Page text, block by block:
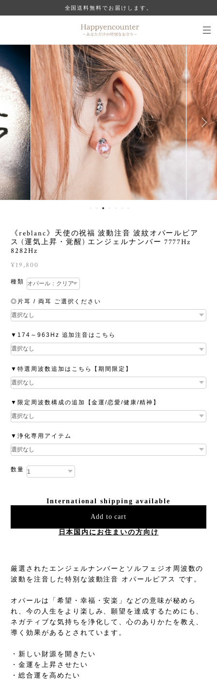
全国送料無料でお届けします。
《reblanc》天使の祝福 波動注音 波紋オパールピア
ス (運気上昇・覚醒) エンジェルナンバー 7777Hz
8282Hz
¥19,800
種類
◎片耳 / 両耳 ご選択ください
▼174～963Hz 追加注音はこちら
▼特選周波数追加はこちら【期間限定】
▼限定周波数構成の追加【金運/恋愛/健康/精神】
▼浄化専用アイテム
数量
International shipping available
Add to cart
日本国内にお住まいの方向け
厳選されたエンジェルナンバーとソルフェジオ周波数の
波動を注音した特別な波動注音 オパールピアス です。
オパールは「希望・幸福・安楽」などの意味が秘めら
れ、今の人生をより楽しみ、願望を達成するためにも、
ネガティブな気持ちを浄化して、心のありかたを教え、
導く効果があるとされています。
・新しい財源を開きたい
・金運を上昇させたい
・総合運を高めたい